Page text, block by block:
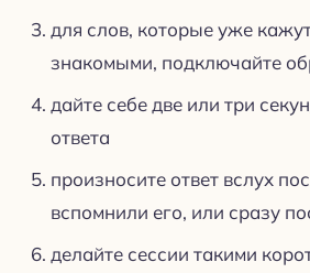
для слов, которые уже
знакомыми, подключайте
дайте себе две или три
ответа
произносите ответ вслух
вспомнили его, или сразу
делайте сессии такими